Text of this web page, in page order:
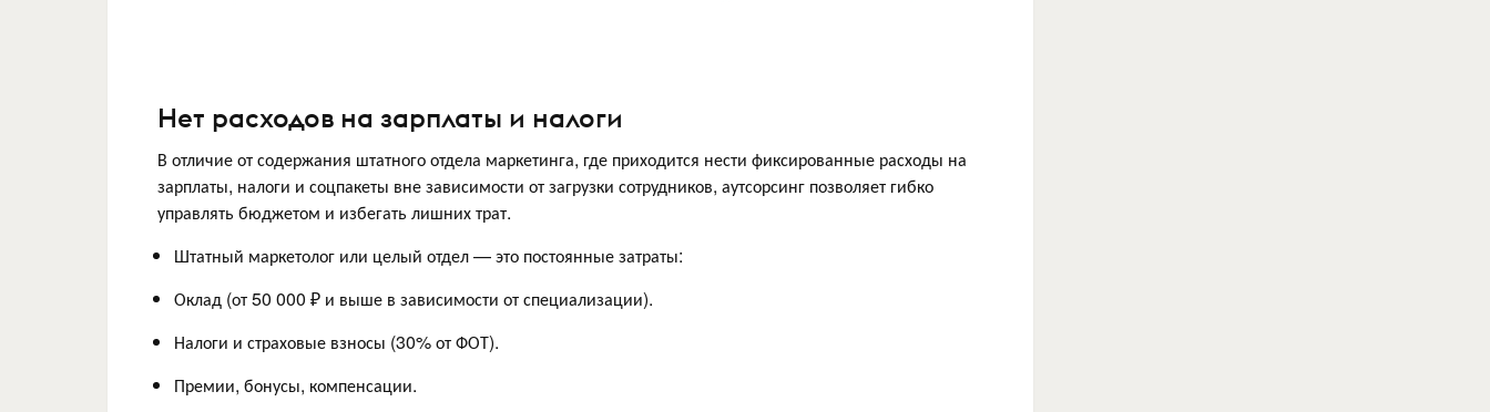
Нет расходов на зарплаты и налоги
В отличие от содержания штатного отдела маркетинга, где приходится нести фиксированные расходы на
зарплаты, налоги и соцпакеты вне зависимости от загрузки сотрудников, аутсорсинг позволяет гибко
управлять бюджетом и избегать лишних трат.
Штатный маркетолог или целый отдел — это постоянные затраты:
Оклад (от 50 000 ₽ и выше в зависимости от специализации).
Налоги и страховые взносы (30% от ФОТ).
Премии, бонусы, компенсации.